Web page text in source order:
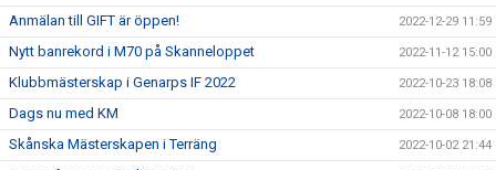
Anmälan till GIFT är öppen! 2022-12-29 11:59
Nytt banrekord i M70 på Skanneloppet 2022-11-12 15:00
Klubbmästerskap i Genarps IF 2022 2022-10-23 18:08
Dags nu med KM 2022-10-08 18:00
Skånska Mästerskapen i Terräng 2022-10-02 21:44